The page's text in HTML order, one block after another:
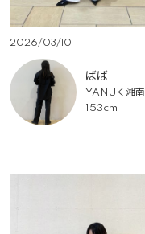
2026/03/10
ばば
YANUK 湘南
153cm